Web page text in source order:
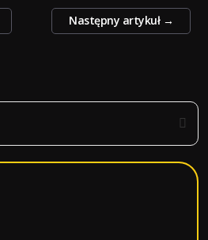
Następny artykuł →